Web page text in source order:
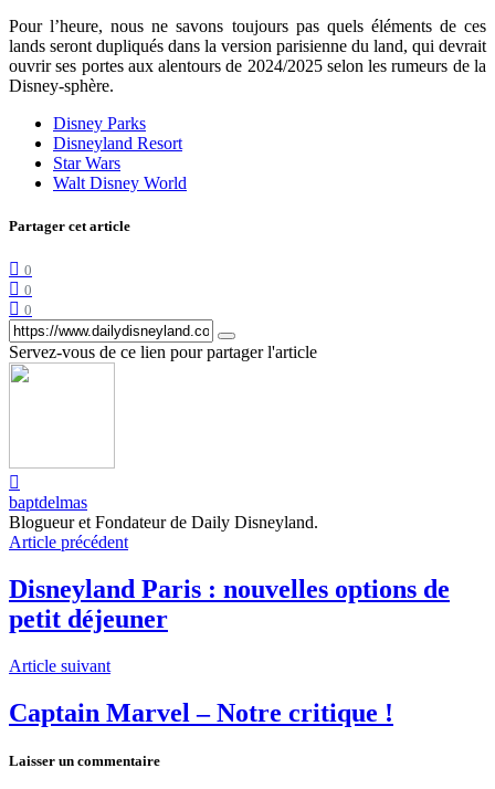
Pour l’heure, nous ne savons toujours pas quels éléments de ces
lands seront dupliqués dans la version parisienne du land, qui devrait
ouvrir ses portes aux alentours de 2024/2025 selon les rumeurs de la
Disney-sphère.
Disney Parks
Disneyland Resort
Star Wars
Walt Disney World
Partager cet article
0
0
0
Servez-vous de ce lien pour partager l'article
baptdelmas
Blogueur et Fondateur de Daily Disneyland.
Article précédent
Disneyland Paris : nouvelles options de
petit déjeuner
Article suivant
Captain Marvel – Notre critique !
Laisser un commentaire